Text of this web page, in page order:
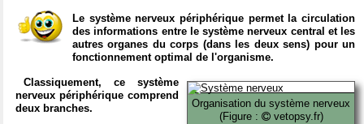
Le système nerveux périphérique permet la circulation
des informations entre le système nerveux central et les
autres organes du corps (dans les deux sens) pour un
fonctionnement optimal de l'organisme.
Organisation du système nerveux
(Figure :
vetopsy.fr)
Classiquement, ce système
nerveux périphérique comprend
deux branches.